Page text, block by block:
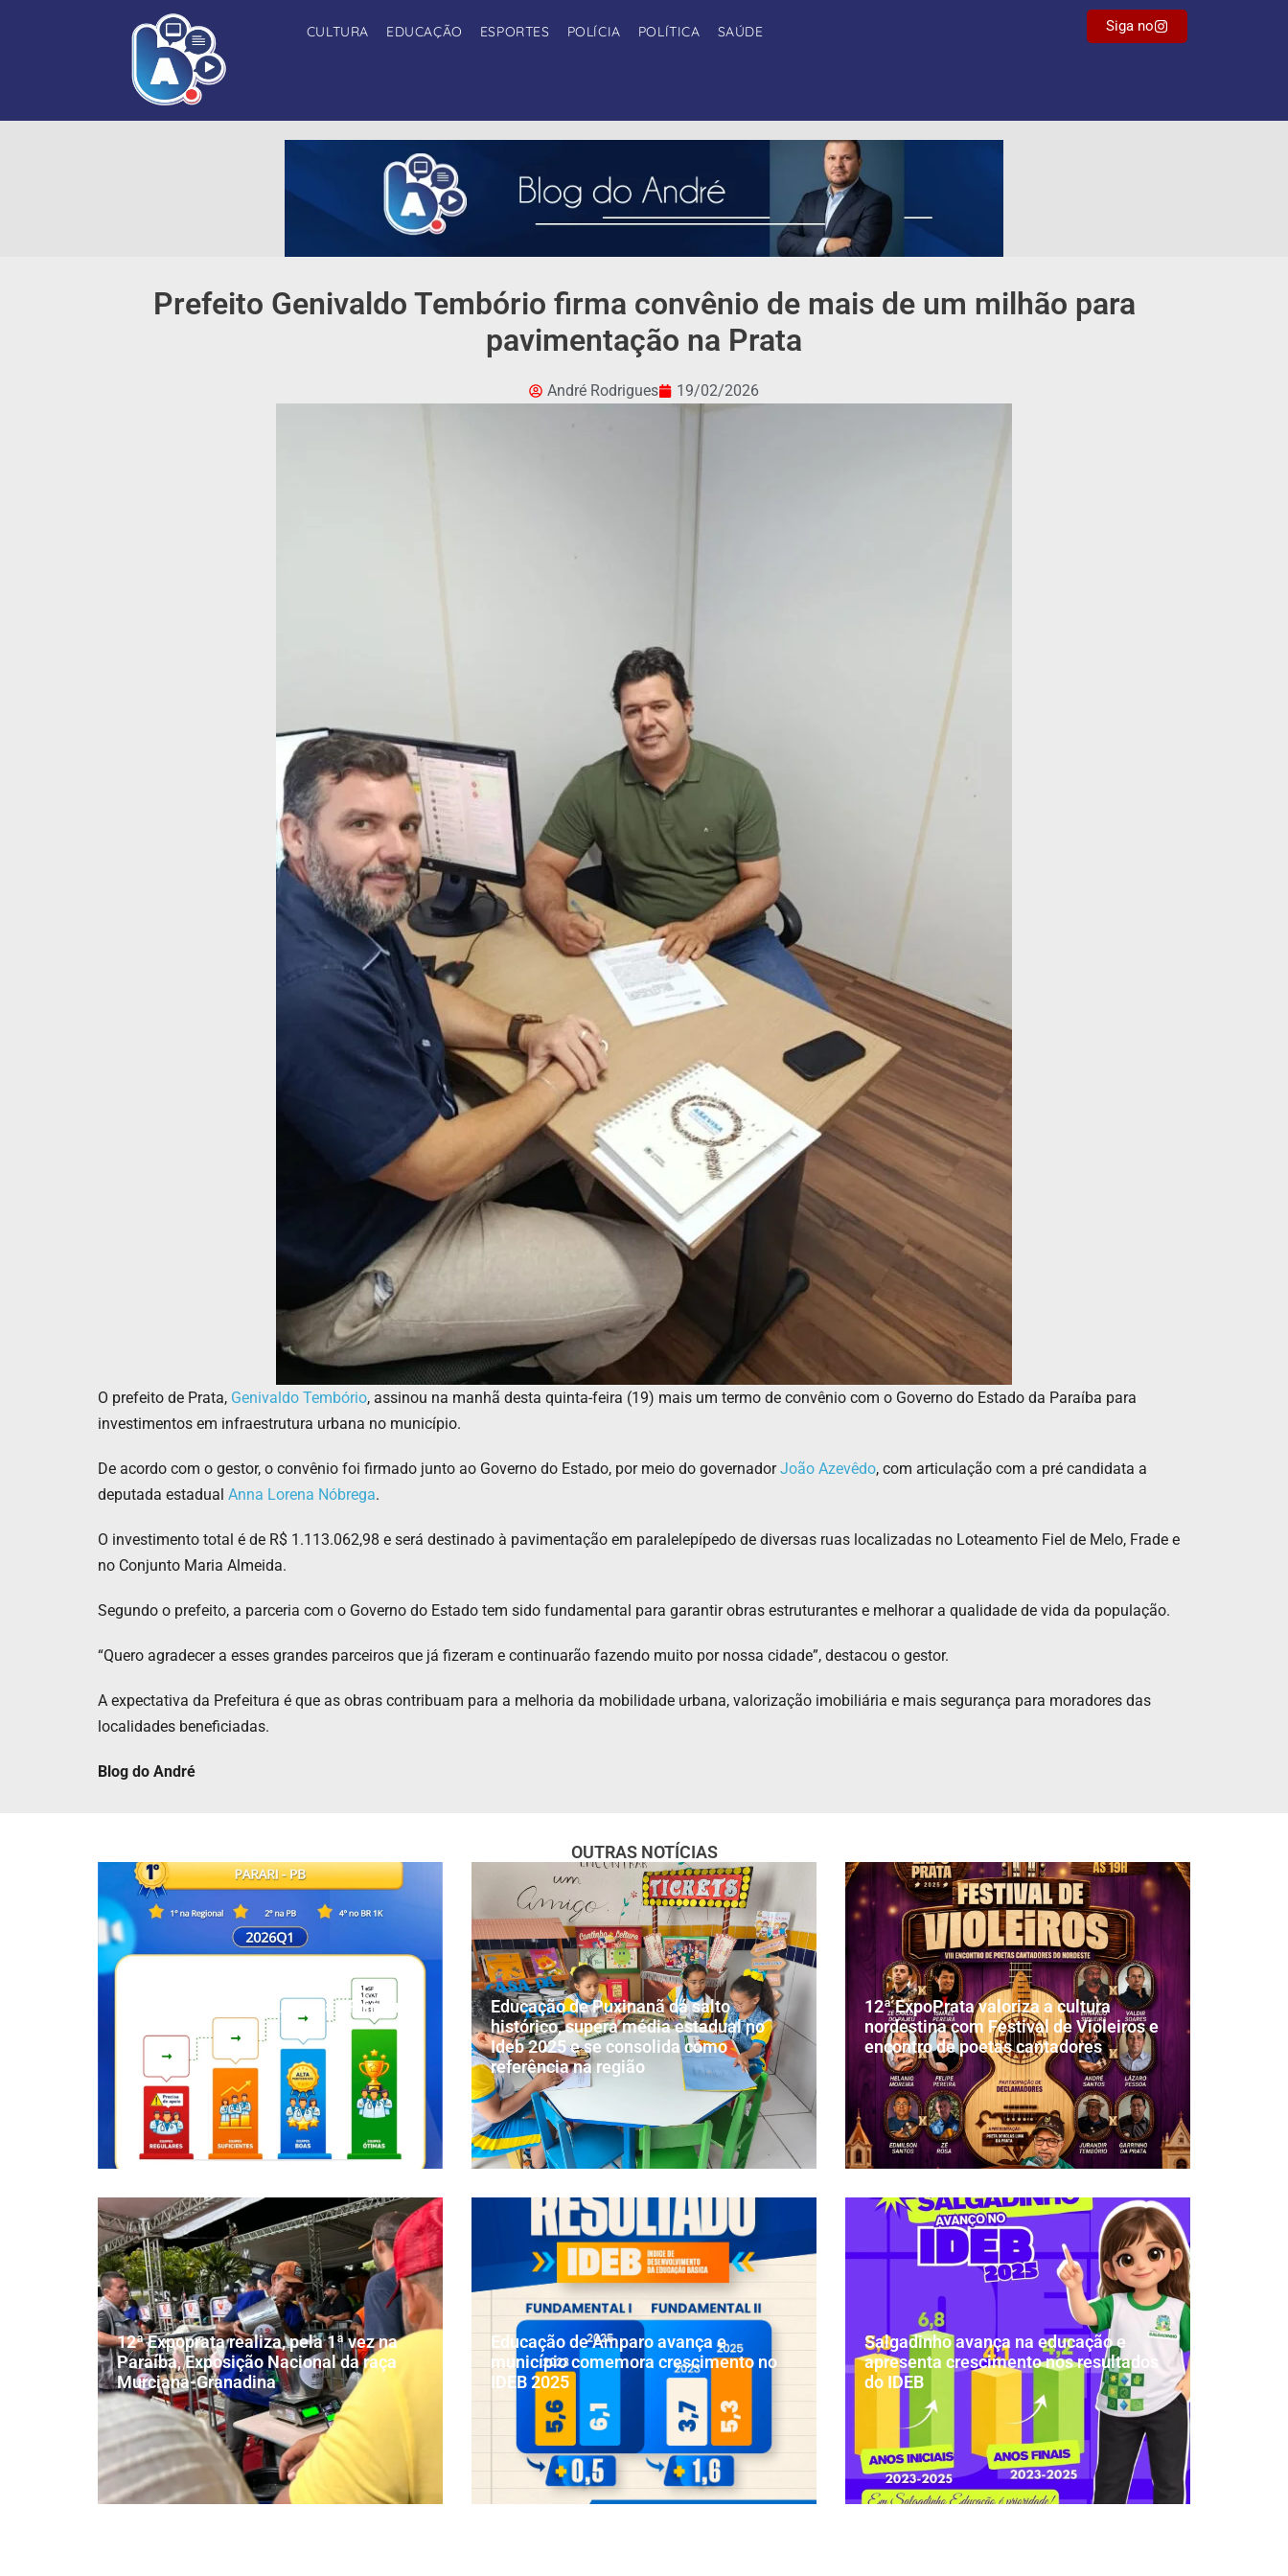
CULTURA EDUCAÇÃO ESPORTES POLÍCIA POLÍTICA SAÚDE Siga no
Prefeito Genivaldo Tembório firma convênio de mais de um milhão para
pavimentação na Prata
André Rodrigues 19/02/2026
O prefeito de Prata, Genivaldo Tembório, assinou na manhã desta quinta-feira (19) mais um termo de convênio com o Governo do Estado da Paraíba para
investimentos em infraestrutura urbana no município.
De acordo com o gestor, o convênio foi firmado junto ao Governo do Estado, por meio do governadorJoão Azevêdo, com articulação com a pré candidata a
deputada estadual Anna Lorena Nóbrega.
O investimento total é de R$ 1.113.062,98 e será destinado à pavimentação em paralelepípedo de diversas ruas localizadas no Loteamento Fiel de Melo, Frade e
no Conjunto Maria Almeida.
Segundo o prefeito, a parceria com o Governo do Estado tem sido fundamental para garantir obras estruturantes e melhorar a qualidade de vida da população.
“Quero agradecer a esses grandes parceiros que já fizeram e continuarão fazendo muito por nossa cidade”, destacou o gestor.
A expectativa da Prefeitura é que as obras contribuam para a melhoria da mobilidade urbana, valorização imobiliária e mais segurança para moradores das
localidades beneficiadas.
Blog do André
OUTRAS NOTÍCIAS
Parari é destaque na Atenção Primária
Educação de Puxinanã dá salto
histórico, supera média estadual no
Ideb 2025 e se consolida como
referência na região
12ª ExpoPrata valoriza a cultura
nordestina com Festival de Violeiros e
encontro de poetas cantadores
12ª Expoprata realiza, pela 1ª vez na
Paraíba, Exposição Nacional da raça
Murciana-Granadina
Educação de Amparo avança e
município comemora crescimento no
IDEB 2025
Salgadinho avança na educação e
apresenta crescimento nos resultados
do IDEB